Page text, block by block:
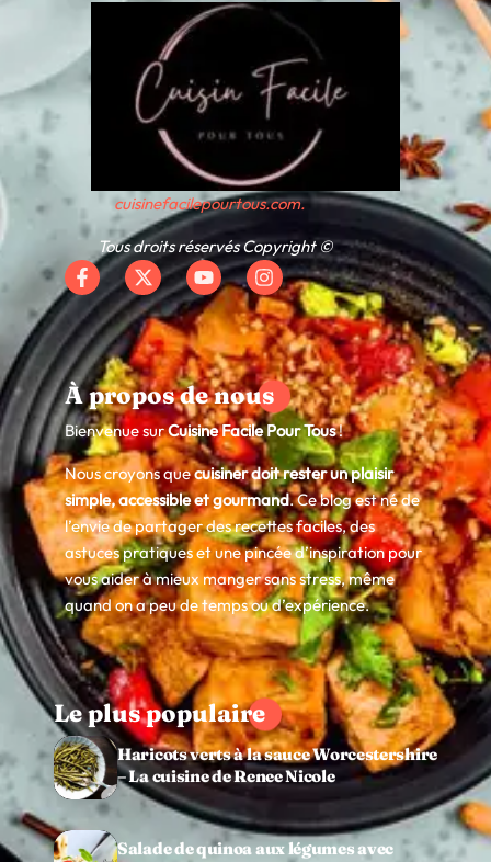
cuisinefacilepourtous.com.
Tous droits réservés Copyright ©
À propos de nous
Bienvenue surCuisine Facile Pour Tous!
Nous croyons quecuisiner doit rester un plaisir
simple, accessible et gourmand. Ce blog est né de
l’envie de partager des recettes faciles, des
astuces pratiques et une pincée d’inspiration pour
vous aider à mieux manger sans stress, même
quand on a peu de temps ou d’expérience.
Le plus populaire
Haricots verts à la sauce Worcestershire
– La cuisine de Renee Nicole
Salade de quinoa aux légumes avec